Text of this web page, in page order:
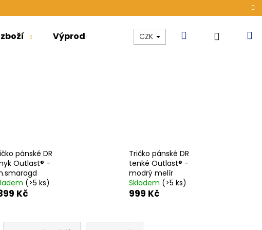
Výprodej Kolekce Akce
CZK Hledat
pánské DR
Outlast® -
(>5 ks)
Kč
Tričko pánské DR
tenké Outlast® -
modrý melír
Skladem (>5 ks)
999 Kč
DÁMSKÉ TENKÉ OUTLAST®